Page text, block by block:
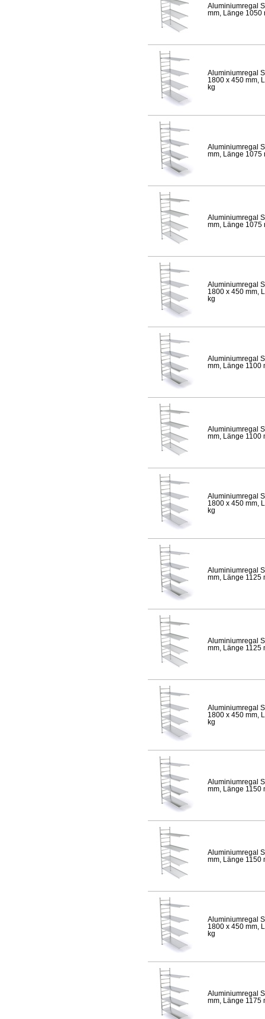
Aluminiumregal
mm, Länge 1050
Aluminiumregal
1800 x 450 mm,
kg
Aluminiumregal
mm, Länge 1075
Aluminiumregal
mm, Länge 1075
Aluminiumregal
1800 x 450 mm,
kg
Aluminiumregal
mm, Länge 1100
Aluminiumregal
mm, Länge 1100
Aluminiumregal
1800 x 450 mm,
kg
Aluminiumregal
mm, Länge 1125
Aluminiumregal
mm, Länge 1125
Aluminiumregal
1800 x 450 mm,
kg
Aluminiumregal
mm, Länge 1150
Aluminiumregal
mm, Länge 1150
Aluminiumregal
1800 x 450 mm,
kg
Aluminiumregal
mm, Länge 1175